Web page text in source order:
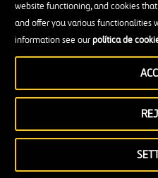
website functioning, and cookies
and offer you various functionalities
information see ourpolítica de
El muro
de
7 lugares
Turquía